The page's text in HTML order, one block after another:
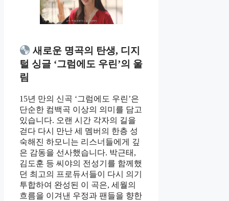
새로운 명곡의 탄생, 디지
털 싱글 ‘그럼에도 우린’의 울
림
15년 만의 신곡 ‘그럼에도 우린’은
단순한 컴백곡 이상의 의미를 담고
있습니다. 오랜 시간 각자의 길을
걷다 다시 만난 세 멤버의 한층 성
숙해진 하모니는 리스너들에게 깊
은 감동을 선사했습니다. 박근태,
김도훈 등 씨야의 전성기를 함께했
던 최고의 프로듀서들이 다시 의기
투합하여 완성된 이 곡은, 세월의
흐름을 이겨낸 우정과 팬들을 향한